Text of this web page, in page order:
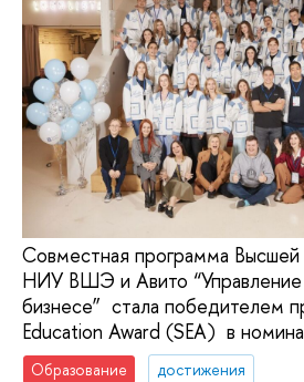
Совместная программа Высшей
НИУ ВШЭ и Авито
бизнесе” стала победителем
Education Award (SEA) в
Образование
достижения